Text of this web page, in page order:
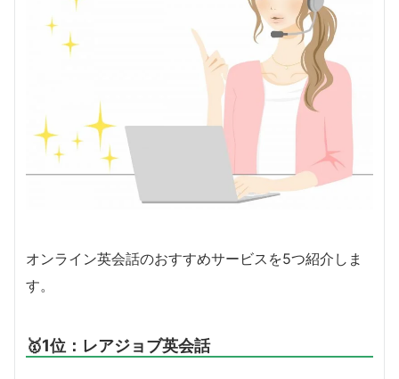
オンライン英会話のおすすめサービスを5つ紹介しま
す。
🥇1位：レアジョブ英会話